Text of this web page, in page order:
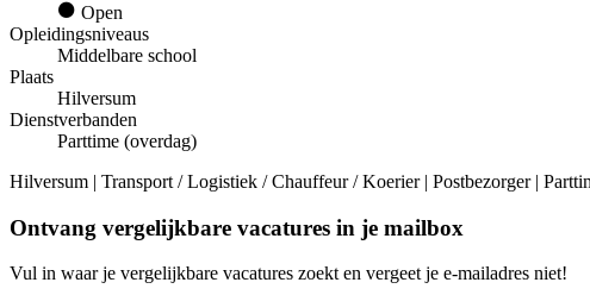
Open
Opleidingsniveaus
Middelbare school
Plaats
Hilversum
Dienstverbanden
Parttime (overdag)
Hilversum | Transport / Logistiek / Chauffeur / Koerier | Postbezorger |
Ontvang vergelijkbare vacatures in je mailbox
Vul in waar je vergelijkbare vacatures zoekt en vergeet je e-mailadres niet!